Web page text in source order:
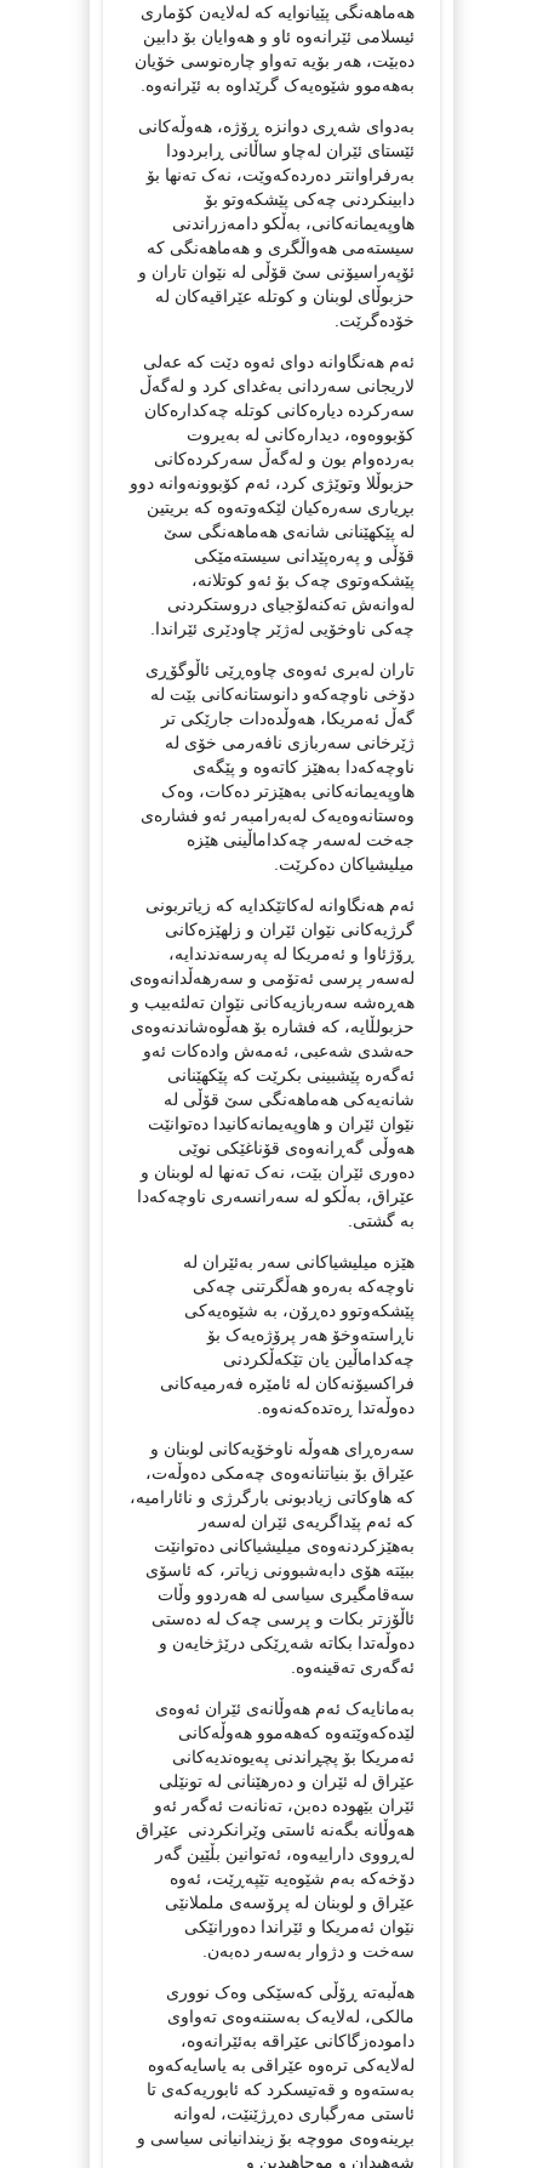
هەماهەنگی پێیانوایە کە لەلایەن کۆماری
ئیسلامی ئێرانەوە ئاو و هەوایان بۆ دابین
دەبێت، هەر بۆیە تەواو چارەنوسی خۆیان
بەهەموو شێوەیەک گرێداوە بە ئێرانەوە.
بەدوای شەڕی دوانزە ڕۆژە، هەوڵەکانی
ئێستای ئێران لەچاو ساڵانی ڕابردودا
بەرفراوانتر دەردەکەوێت، نەک تەنها بۆ
دابینکردنی چەکی پێشکەوتو بۆ
هاوپەیمانەکانی، بەڵکو دامەزراندنی
سیستەمی هەواڵگری و هەماهەنگی کە
ئۆپەراسیۆنی سێ قۆڵی لە نێوان تاران و
حزبوڵای لوبنان و کوتلە عێراقیەکان لە
خۆدەگرێت.
ئەم هەنگاوانە دوای ئەوە دێت کە عەلی
لاریجانی سەردانی بەغدای کرد و لەگەڵ
سەرکردە دیارەکانی کوتلە چەکدارەکان
کۆبووەوە، دیدارەکانی لە بەیروت
بەردەوام بون و لەگەڵ سەرکردەکانی
حزبوڵلا وتوێژی کرد، ئەم کۆبوونەوانە دوو
بڕیاری سەرەکیان لێکەوتەوە کە بریتین
لە پێکهێنانی شانەی هەماهەنگی سێ
قۆڵی و پەرەپێدانی سیستەمێکی
پێشکەوتوی چەک بۆ ئەو کوتلانە،
لەوانەش تەکنەلۆجیای دروستکردنی
چەکی ناوخۆیی لەژێر چاودێری ئێراندا.
تاران لەبری ئەوەی چاوەڕێی ئاڵوگۆڕی
دۆخی ناوچەکەو دانوستانەکانی بێت لە
گەڵ ئەمریکا، هەوڵدەدات جارێکی تر
ژێرخانی سەربازی نافەرمی خۆی لە
ناوچەکەدا بەهێز کاتەوە و پێگەی
هاوپەیمانەکانی بەهێزتر دەکات، وەک
وەستانەوەیەک لەبەرامبەر ئەو فشارەی
جەخت لەسەر چەکداماڵینی هێزە
میلیشیاکان دەکرێت.
ئەم هەنگاوانە لەکاتێکدایە کە زیاتربونی
گرژیەکانی نێوان ئێران و زلهێزەکانی
ڕۆژئاوا و ئەمریکا لە پەرسەندندایە،
لەسەر پرسی ئەتۆمی و سەرهەڵدانەوەی
هەڕەشە سەربازیەکانی نێوان تەلئەبیب و
حزبولڵایە، کە فشارە بۆ هەڵوەشاندنەوەی
حەشدی شەعبی، ئەمەش وادەکات ئەو
ئەگەرە پێشبینی بکرێت کە پێکهێنانی
شانەیەکی هەماهەنگی سێ قۆڵی لە
نێوان ئێران و هاوپەیمانەکانیدا دەتوانێت
هەوڵی گەڕانەوەی قۆناغێکی نوێی
دەوری ئێران بێت، نەک تەنها لە لوبنان و
عێراق، بەڵکو لە سەرانسەری ناوچەکەدا
بە گشتی.
هێزە میلیشیاکانی سەر بەئێران لە
ناوچەکە بەرەو هەڵگرتنی چەکی
پێشکەوتوو دەڕۆن، بە شێوەیەکی
ناڕاستەوخۆ هەر پرۆژەیەک بۆ
چەکداماڵین یان تێکەڵکردنی
فراکسیۆنەکان لە ئامێرە فەرمیەکانی
دەوڵەتدا ڕەتدەکەنەوە.
سەرەڕای هەوڵە ناوخۆیەکانی لوبنان و
عێراق بۆ بنیاتنانەوەی چەمکی دەوڵەت،
کە هاوکاتی زیادبونی بارگرژی و نائارامیە،
کە ئەم پێداگریەی ئێران لەسەر
بەهێزکردنەوەی میلیشیاکانی دەتوانێت
ببێتە هۆی دابەشبوونی زیاتر، کە ئاسۆی
سەقامگیری سیاسی لە هەردوو وڵات
ئاڵۆزتر بکات و پرسی چەک لە دەستی
دەوڵەتدا بکاتە شەڕێکی درێژخایەن و
ئەگەری تەقینەوە.
بەمانایەک ئەم هەوڵانەی ئێران ئەوەی
لێدەکەوێتەوە کەهەموو هەوڵەکانی
ئەمریکا بۆ پچڕاندنی پەیوەندیەکانی
عێراق له ئێران و دەرهێنانی لە تونێلی
ئێران بێهودە دەبن، تەنانەت ئەگەر ئەو
هەوڵانه بگەنه ئاستی وێرانکردنی عێراق
لەڕووی داراییەوه، ئەتوانین بڵێین گەر
دۆخەکە بەم شێوەیە تێپەڕێت، ئەوە
عێراق و لوبنان لە پرۆسەی ململانێی
نێوان ئەمریکا و ئێراندا دەورانێکی
سەخت و دژوار بەسەر دەبەن.
هەڵبەتە ڕۆڵی کەسێکی وەک نووری
مالکی، لەلایەک بەستنەوەی تەواوی
دامودەزگاکانی عێراقە بەئێرانەوە،
لەلایەکی ترەوە عێراقی بە یاسایەکەوە
بەستەوە و قەتیسکرد کە ئابوریەکەی تا
ئاستی مەرگباری دەڕژێنێت، لەوانە
بڕینەوەی مووچە بۆ زیندانیانی سیاسی و
شەهیدان و موجاهیدین و